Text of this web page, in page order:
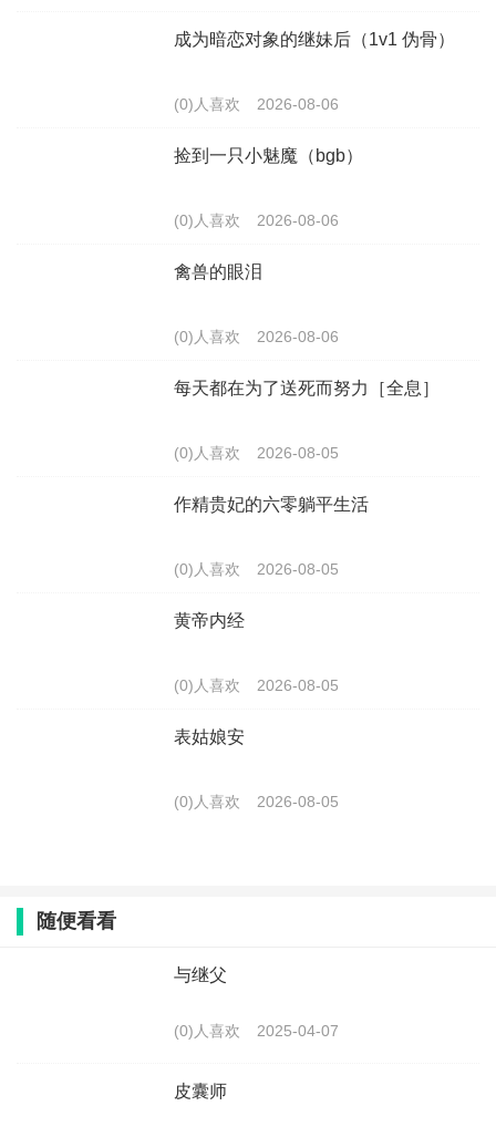
成为暗恋对象的继妹后（1v1 伪骨）
(0)人喜欢 2026-08-06
捡到一只小魅魔（bgb）
(0)人喜欢 2026-08-06
禽兽的眼泪
(0)人喜欢 2026-08-06
每天都在为了送死而努力［全息］
(0)人喜欢 2026-08-05
作精贵妃的六零躺平生活
(0)人喜欢 2026-08-05
黄帝内经
(0)人喜欢 2026-08-05
表姑娘安
(0)人喜欢 2026-08-05
随便看看
与继父
(0)人喜欢 2025-04-07
皮囊师